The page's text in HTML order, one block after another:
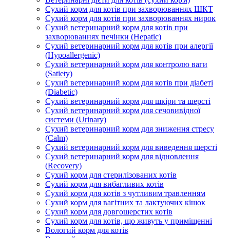
Сухий корм для котів при захворюваннях ШКТ
Сухий корм для котів при захворюваннях нирок
Сухий ветеринарний корм для котів при
захворюваннях печінки (Hepatic)
Сухий ветеринарний корм для котів при алергії
(Hypoallergenic)
Сухий ветеринарний корм для контролю ваги
(Satiety)
Сухий ветеринарний корм для котів при діабеті
(Diabetic)
Сухий ветеринарний корм для шкіри та шерсті
Сухий ветеринарний корм для сечовивідної
системи (Urinary)
Сухий ветеринарний корм для зниження стресу
(Calm)
Сухий ветеринарний корм для виведення шерсті
Сухий ветеринарний корм для відновлення
(Recovery)
Сухий корм для стерилізованих котів
Сухий корм для вибагливих котів
Сухий корм для котів з чутливим травленням
Сухий корм для вагітних та лактуючих кішок
Сухий корм для довгошерстих котів
Сухий корм для котів, що живуть у приміщенні
Вологий корм для котів